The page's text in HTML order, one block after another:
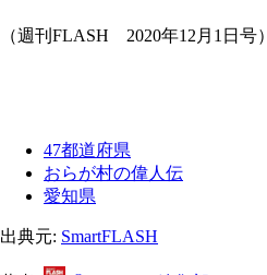
（週刊FLASH 2020年12月1日号）
47都道府県
おらが村の偉人伝
愛知県
出典元: SmartFLASH